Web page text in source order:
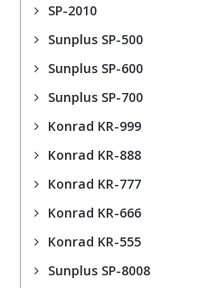
SP-2010
Sunplus SP-500
Sunplus SP-600
Sunplus SP-700
Konrad KR-999
Konrad KR-888
Konrad KR-777
Konrad KR-666
Konrad KR-555
Sunplus SP-8008